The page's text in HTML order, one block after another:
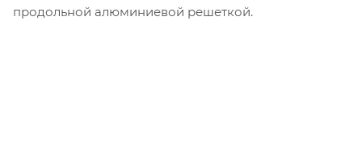
продольной алюминиевой решеткой.